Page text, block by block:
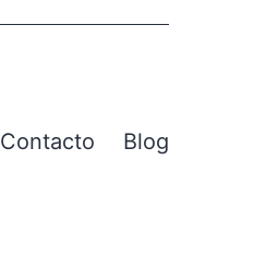
Contacto Blog